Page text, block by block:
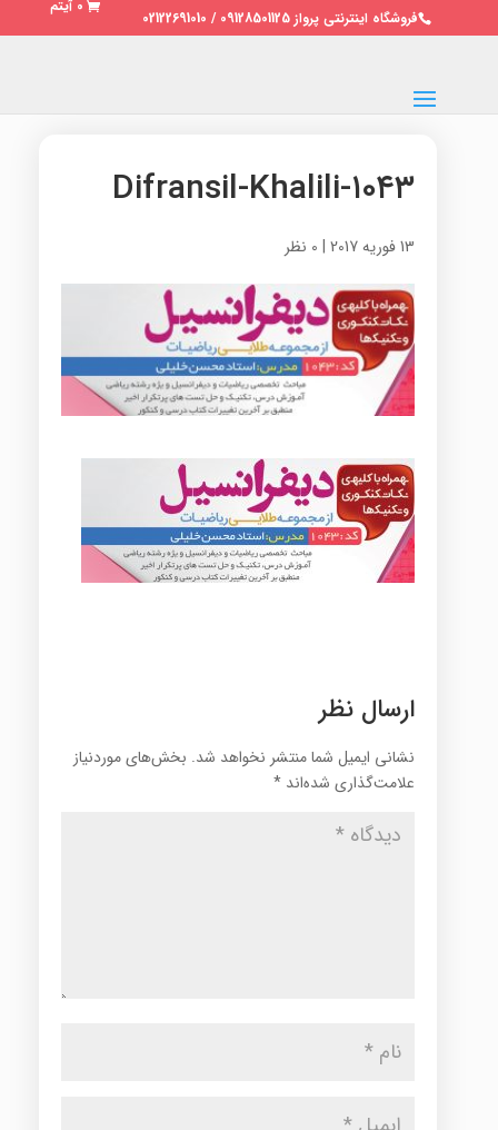
فروشگاه اینترنتی پرواز 09128501125 / 02122691010
0 آیتم
۱۰۴۳-Difransil-Khalili
13 فوریه 2017 | 0 نظر
ارسال نظر
نشانی ایمیل شما منتشر نخواهد شد. بخش‌های موردنیاز
علامت‌گذاری شده‌اند *